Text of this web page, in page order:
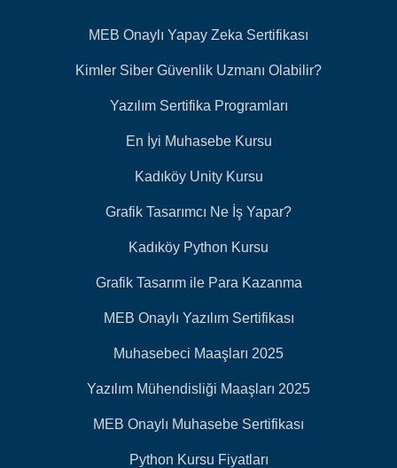
MEB Onaylı Yapay Zeka Sertifikası
Kimler Siber Güvenlik Uzmanı Olabilir?
Yazılım Sertifika Programları
En İyi Muhasebe Kursu
Kadıköy Unity Kursu
Grafik Tasarımcı Ne İş Yapar?
Kadıköy Python Kursu
Grafik Tasarım ile Para Kazanma
MEB Onaylı Yazılım Sertifikası
Muhasebeci Maaşları 2025
Yazılım Mühendisliği Maaşları 2025
MEB Onaylı Muhasebe Sertifikası
Python Kursu Fiyatları